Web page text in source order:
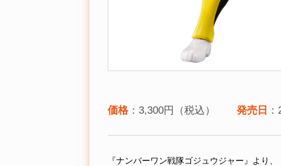
価格 ：3,300円（税込） 発売日
『ナンバーワン戦隊ゴジュウジャー』より